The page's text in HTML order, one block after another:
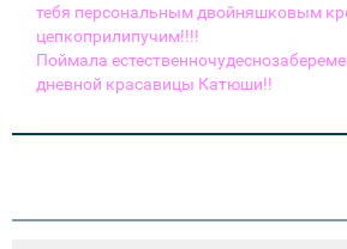
тебя персональным двойняшковым
цепкоприлипучим!!!!
Поймала
дневной красавицы Катюши!!